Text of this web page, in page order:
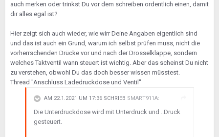
auch merken oder trinkst Du vor dem schreiben ordentlich einen, damit
dir alles egal ist?
Hier zeigt sich auch wieder, wie wirr Deine Angaben eigentlich sind
und das ist auch ein Grund, warum ich selbst prüfen muss, nicht die
vorherrschenden Drücke vor und nach der Drosselklappe, sondern
welches Taktventil wann steuert ist wichtig. Aber das scheinst Du nicht
zu verstehen, obwohl Du das doch besser wissen müsstest.
Thread "Anschluss Ladedruckdose und Ventil"
AM 22.1.2021 UM 17:36 SCHRIEB SMART911A:
Die Unterdruckdose wird mit Unterdruck und ..Druck
gesteuert.